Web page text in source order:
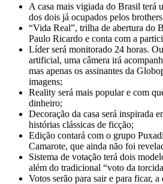
A casa mais vigiada do Brasil terá
dos dois já ocupados pelos
“Vida Real”, trilha de abertura do
Paulo Ricardo e conta com a
Líder será monitorado 24 horas.
artificial, uma câmera irá
mas apenas os assinantes da
imagens;
Reality será mais popular e com
dinheiro;
Decoração da casa será inspirada
histórias clássicas de ficção;
Edição contará com o grupo
Camarote, que ainda não foi
Sistema de votação terá dois
além do tradicional “voto da
Votos serão para sair e para ficar, a